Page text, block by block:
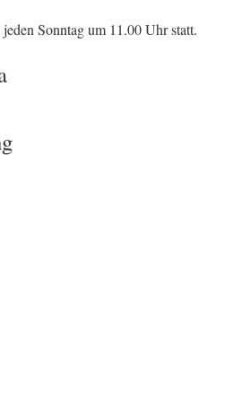
Sonntag um 11.00 Uhr statt.